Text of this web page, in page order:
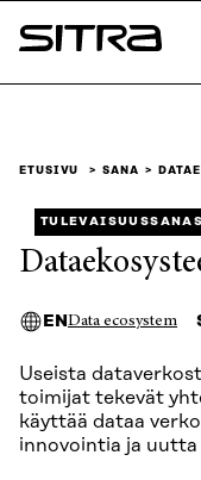
Siirry
suoraan
Sitra
ETUSIVU SANA
EN Data ecosystem
Useista
toimijat tekevät
käyttää dataa
innovointia ja